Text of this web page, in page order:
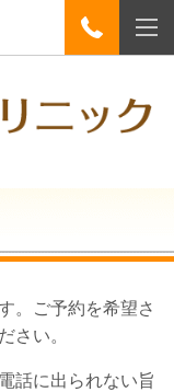
。ご予約を希望さ
さい。
話に出られない旨